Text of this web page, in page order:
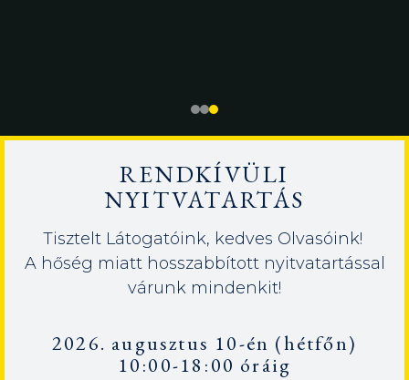
RENDKÍVÜLI
NYITVATARTÁS
Tisztelt Látogatóink, kedves Olvasóink!
A hőség miatt hosszabbított nyitvatartással
várunk mindenkit!
2026. augusztus 10-én (hétfőn)
10:00-18:00 óráig